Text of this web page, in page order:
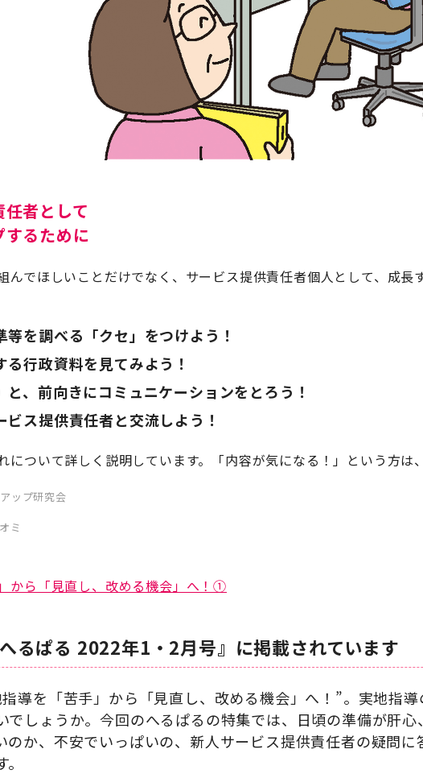
者として
るために
んでほしいことだけでなく、サービス提供責任者個人として、成
等を調べる「クセ」をつけよう！
る行政資料を見てみよう！
と、前向きにコミュニケーションをとろう！
ビス提供責任者と交流しよう！
について詳しく説明しています。「内容が気になる！」という方は
ップ研究会
ミ
から「見直し、改める機会」へ！①
るぱる 2022年1・2月号』に掲載されています
導を「苦手」から「見直し、改める機会」へ！”。実地指
でしょうか。今回のへるぱるの特集では、日頃の準備が肝
のか、不安でいっぱいの、新人サービス提供責任者の疑問